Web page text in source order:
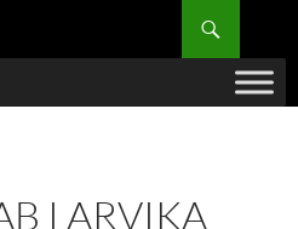
I ARVIKA